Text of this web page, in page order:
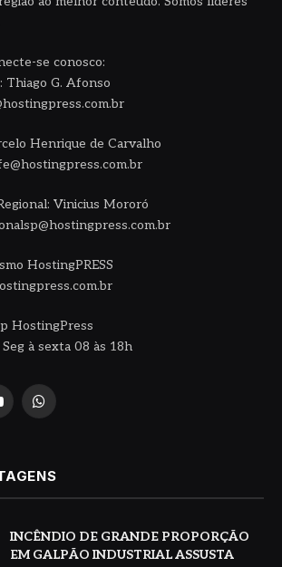
se conosco:
G. Afonso
Henrique de Carvalho
Vinicius Mororó
HostingPRESS
HostingPress
à sexta 08 às 18h
WhatsApp
INCÊNDIO DE GRANDE PROPORÇÃO
EM GALPÃO INDUSTRIAL ASSUSTA